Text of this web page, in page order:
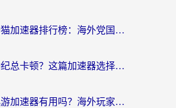
超越时空的猫加速器排行榜：海外党国服游戏不卡顿的终极选择指南
英国玩枪神纪总卡顿？这篇加速器选择指南帮你告别延迟（附实测推荐）
最强蜗牛迅游加速器有用吗？海外玩家国服游戏加速避坑指南（附德国玩忍者必须死3流星蝴蝶剑解决办法）